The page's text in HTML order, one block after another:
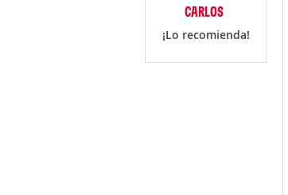
CARLOS
¡Lo recomienda!